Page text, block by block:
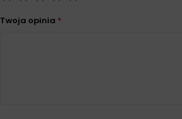
Twoja opinia *